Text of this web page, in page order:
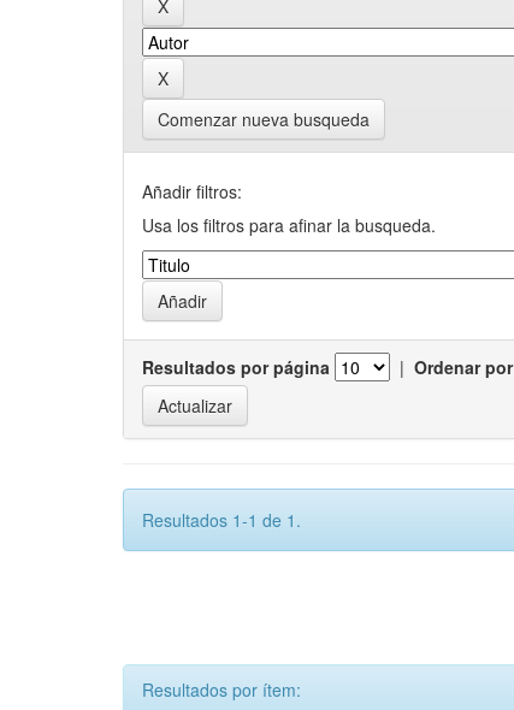
Comenzar nueva busqueda
Añadir filtros:
Usa los filtros para afinar la busqueda.
Resultados por página | Ordenar por
Resultados 1-1 de 1.
Resultados por ítem: